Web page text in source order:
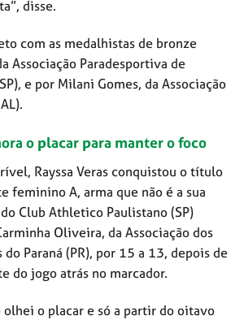
disse.
com as medalhistas de bronze
Associação Paradesportiva de
e por Milani Gomes, da Associação
o placar para manter o foco
Rayssa Veras conquistou o título
feminino A, arma que não é a sua
Club Athletico Paulistano (SP)
Oliveira, da Associação dos
Paraná (PR), por 15 a 13, depois de
do jogo atrás no marcador.
olhei o placar e só a partir do oitavo